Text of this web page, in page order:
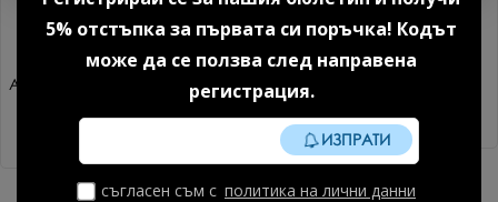
5% отстъпка за първата си поръчка! Кодът
може да се ползва след направена
регистрация.
ИЗПРАТИ
съгласен съм с политика на лични данни
Акригел Sparkle mood №1 15
Дехидратор 15 мл.
8.18 € (16.00 лв.)